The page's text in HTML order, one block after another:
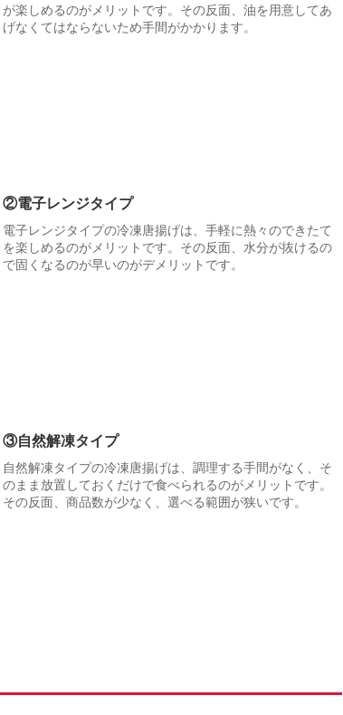
が楽しめるのがメリットです。その反面、油を用意してあ
げなくてはならないため手間がかかります。
②電子レンジタイプ
電子レンジタイプの冷凍唐揚げは、手軽に熱々のできたて
を楽しめるのがメリットです。その反面、水分が抜けるの
で固くなるのが早いのがデメリットです。
③自然解凍タイプ
自然解凍タイプの冷凍唐揚げは、調理する手間がなく、そ
のまま放置しておくだけで食べられるのがメリットです。
その反面、商品数が少なく、選べる範囲が狭いです。